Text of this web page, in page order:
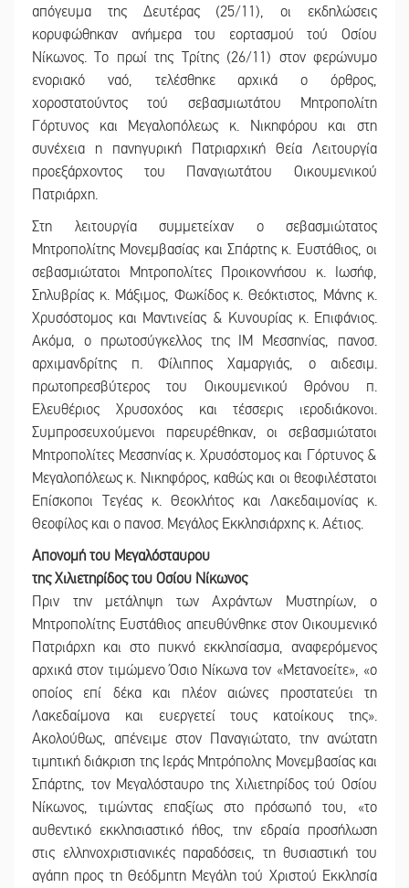
απόγευμα της Δευτέρας (25/11), οι εκδηλώσεις
κορυφώθηκαν ανήμερα του εορτασμού τού Οσίου
Νίκωνος. Το πρωί της Τρίτης (26/11) στον φερώνυμο
ενοριακό ναό, τελέσθηκε αρχικά ο όρθρος,
χοροστατούντος τού σεβασμιωτάτου Μητροπολίτη
Γόρτυνος και Μεγαλοπόλεως κ. Νικηφόρου και στη
συνέχεια η πανηγυρική Πατριαρχική Θεία Λειτουργία
προεξάρχοντος του Παναγιωτάτου Οικουμενικού
Πατριάρχη.
Στη λειτουργία συμμετείχαν ο σεβασμιώτατος
Μητροπολίτης Μονεμβασίας και Σπάρτης κ. Ευστάθιος, οι
σεβασμιώτατοι Μητροπολίτες Προικοννήσου κ. Ιωσήφ,
Σηλυβρίας κ. Μάξιμος, Φωκίδος κ. Θεόκτιστος, Μάνης κ.
Χρυσόστομος και Μαντινείας & Κυνουρίας κ. Επιφάνιος.
Ακόμα, ο πρωτοσύγκελλος της ΙΜ Μεσσηνίας, πανοσ.
αρχιμανδρίτης π. Φίλιππος Χαμαργιάς, ο αιδεσιμ.
πρωτοπρεσβύτερος του Οικουμενικού Θρόνου π.
Ελευθέριος Χρυσοχόος και τέσσερις ιεροδιάκονοι.
Συμπροσευχούμενοι παρευρέθηκαν, οι σεβασμιώτατοι
Μητροπολίτες Μεσσηνίας κ. Χρυσόστομος και Γόρτυνος &
Μεγαλοπόλεως κ. Νικηφόρος, καθώς και οι θεοφιλέστατοι
Επίσκοποι Τεγέας κ. Θεοκλήτος και Λακεδαιμονίας κ.
Θεοφίλος και ο πανοσ. Μεγάλος Εκκλησιάρχης κ. Αέτιος.
Απονομή του Μεγαλόσταυρου
της Χιλιετηρίδος του Οσίου Νίκωνος
Πριν την μετάληψη των Αχράντων Μυστηρίων, ο
Μητροπολίτης Ευστάθιος απευθύνθηκε στον Οικουμενικό
Πατριάρχη και στο πυκνό εκκλησίασμα, αναφερόμενος
αρχικά στον τιμώμενο Όσιο Νίκωνα τον «Μετανοείτε», «ο
οποίος επί δέκα και πλέον αιώνες προστατεύει τη
Λακεδαίμονα και ευεργετεί τους κατοίκους της».
Ακολούθως, απένειμε στον Παναγιώτατο, την ανώτατη
τιμητική διάκριση της Ιεράς Μητρόπολης Μονεμβασίας και
Σπάρτης, τον Μεγαλόσταυρο της Χιλιετηρίδος τού Οσίου
Νίκωνος, τιμώντας επαξίως στο πρόσωπό του, «το
αυθεντικό εκκλησιαστικό ήθος, την εδραία προσήλωση
στις ελληνοχριστιανικές παραδόσεις, τη θυσιαστική του
αγάπη προς τη Θεόδμητη Μεγάλη τού Χριστού Εκκλησία